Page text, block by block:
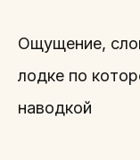
Ощущение,
лодке по
наводкой